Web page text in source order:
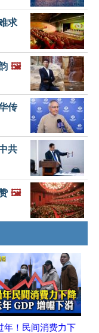
求
🖼️
传
共
🖼️
年！民间消费力下